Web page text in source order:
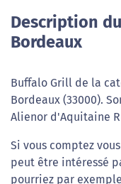
Description
Bordeaux
Buffalo Grill de la
Bordeaux (33000).
Alienor d'Aquitaine
Si vous comptez
peut être intéressé
pourriez par